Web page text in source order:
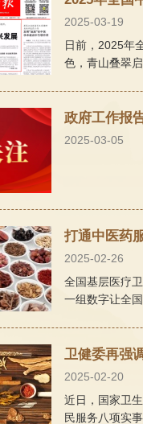
2025-03-19
日前，2025年
色，青山叠翠
政府工作报
2025-03-05
打通中医药
2025-02-26
全国基层医疗
一组数字让全
卫健委再强
2025-02-20
近日，国家卫
民服务八项实